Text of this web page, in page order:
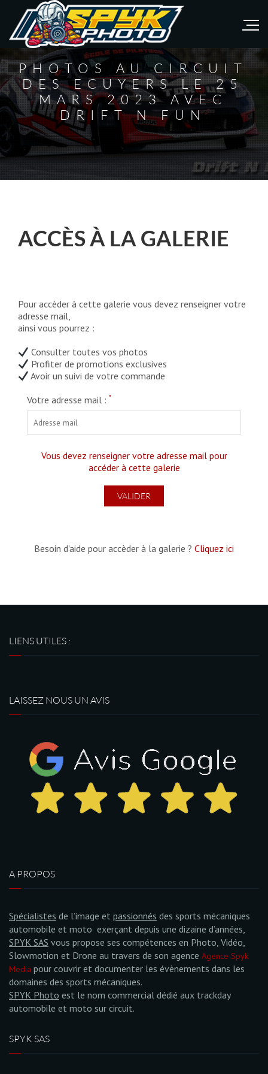
PHOTOS AU CIRCUIT
DES ECUYERS LE 25
MARS 2023 AVEC
DRIFT N FUN
ACCÈS À LA GALERIE
Pour accèder à cette galerie vous devez renseigner votre
adresse mail,
ainsi vous pourrez :
Consulter toutes vos photos
Profiter de promotions exclusives
Avoir un suivi de votre commande
Votre adresse mail : *
Vous devez renseigner votre adresse mail pour
accéder à cette galerie
Besoin d'aide pour accèder à la galerie ? Cliquez ici
LIENS UTILES :
LAISSEZ NOUS UN AVIS
A PROPOS
Spécialistes de l’image et passionnés des sports mécaniques
automobile et moto exerçant depuis une dizaine d’années,
SPYK SAS vous propose ses compétences en Photo, Vidéo,
Slowmotion et Drone au travers de son agence Agence Spyk
Media pour couvrir et documenter les évènements dans les
domaines des sports mécaniques.
SPYK Photo est le nom commercial dédié aux trackday
automobile et moto sur circuit.
SPYK SAS